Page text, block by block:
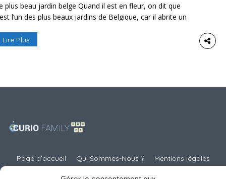
plus beau jardin belge Quand il est en fleur, on dit que
l’un des plus beaux jardins de Belgique, car il abrite un
présente comme un éventail de couleurs et de parfums
Lire Plus
Page d’accueil Qui Sommes-Nous ?
Mentions légales
Suggestions d’activités
Curio Endroits & Histoires